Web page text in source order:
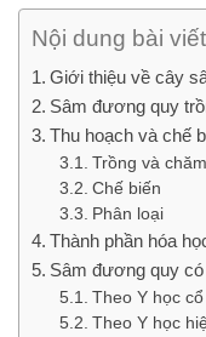
Nội dung bài viết
Giới thiệu về cây
Sâm đương quy
Thu hoạch và chế
Trồng và
Chế biến
Phân loại
Thành phần hóa
Sâm đương quy
Theo Y học
Theo Y học